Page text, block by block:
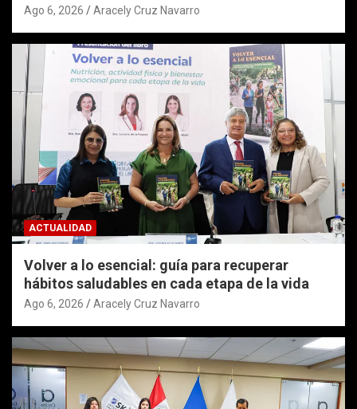
Ago 6, 2026 Aracely Cruz Navarro
ACTUALIDAD
Volver a lo esencial: guía para recuperar
hábitos saludables en cada etapa de la vida
Ago 6, 2026 Aracely Cruz Navarro